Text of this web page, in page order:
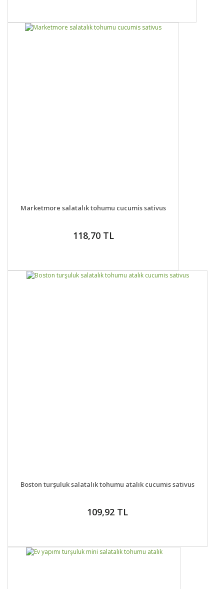
DETAYLAR SEPETE EKLE
Marketmore salatalık tohumu cucumis sativus
118,70 TL
DETAYLAR SEPETE EKLE
Boston turşuluk salatalık tohumu atalık cucumis sativus
109,92 TL